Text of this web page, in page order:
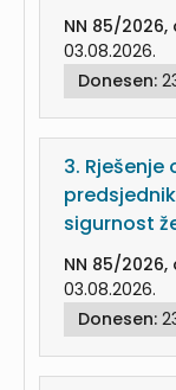
NN 85/
03.08.2026.
Donesen:
3. Rješenje
sigurnost
NN 85/
03.08.2026.
Donesen: